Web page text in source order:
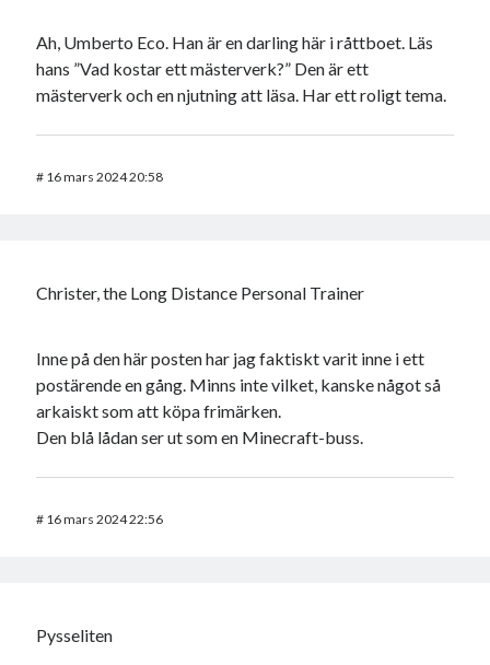
Ah, Umberto Eco. Han är en darling här i råttboet. Läs
hans ”Vad kostar ett mästerverk?” Den är ett
mästerverk och en njutning att läsa. Har ett roligt tema.
# 16 mars 2024 20:58
Christer, the Long Distance Personal Trainer
Inne på den här posten har jag faktiskt varit inne i ett
postärende en gång. Minns inte vilket, kanske något så
arkaiskt som att köpa frimärken.
Den blå lådan ser ut som en Minecraft-buss.
# 16 mars 2024 22:56
Pysseliten